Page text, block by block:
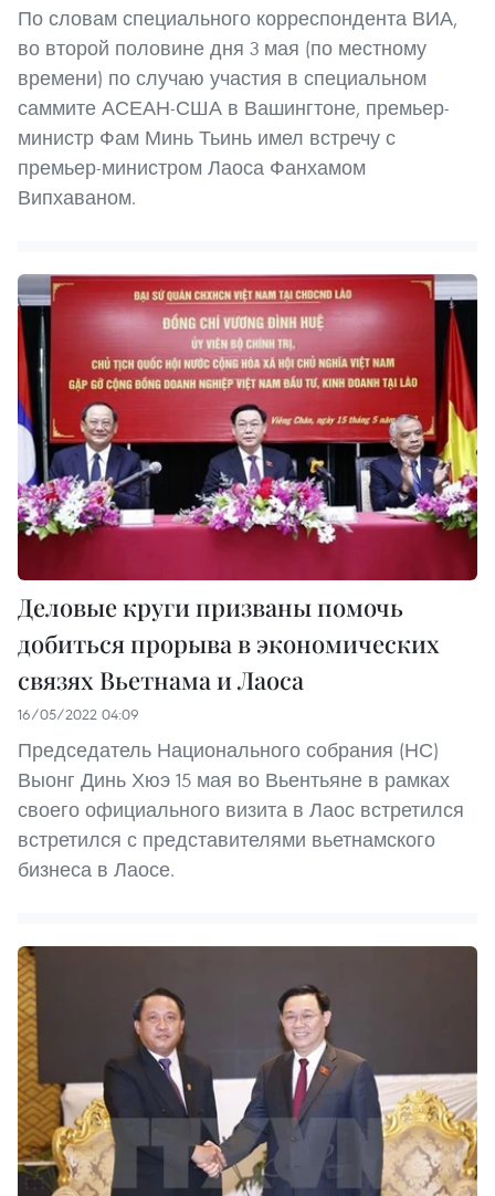
По словам специального корреспондента ВИА,
во второй половине дня 3 мая (по местному
времени) по случаю участия в специальном
саммите АСЕАН-США в Вашингтоне, премьер-
министр Фам Минь Тьинь имел встречу с
премьер-министром Лаоса Фанхамом
Випхаваном.
Деловые круги призваны помочь
добиться прорыва в экономических
связях Вьетнама и Лаоса
16/05/2022 04:09
Председатель Национального собрания (НС)
Выонг Динь Хюэ 15 мая во Вьентьяне в рамках
своего официального визита в Лаос встретился
встретился с представителями вьетнамского
бизнеса в Лаосе.